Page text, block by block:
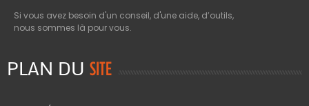
Si vous avez besoin d'un conseil, d'une aide, d’outils,
nous sommes là pour vous.
PLAN DU SITE